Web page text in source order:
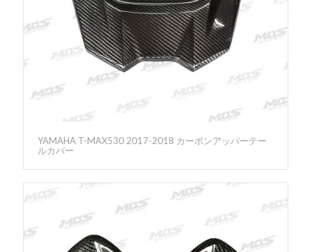
YAMAHA T-MAX530 2017-2018 カーボンアッパーテー
ルカバー